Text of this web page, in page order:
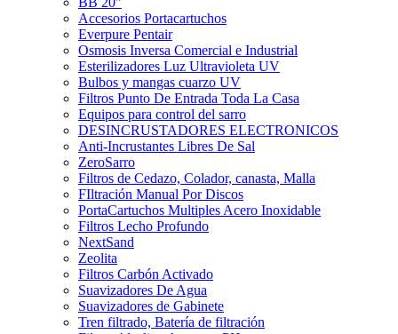
Accesorios Portacartuchos
Everpure Pentair
Osmosis Inversa Comercial e Industrial
Esterilizadores Luz Ultravioleta UV
Bulbos y mangas cuarzo UV
Filtros Punto De Entrada Toda La Casa
Equipos para control del sarro
DESINCRUSTADORES ELECTRONICOS
Anti-Incrustantes Libres De Sal
ZeroSarro
Filtros de Cedazo, Colador, canasta, Malla
FIltración Manual Por Discos
PortaCartuchos Multiples Acero Inoxidable
Filtros Lecho Profundo
NextSand
Zeolita
Filtros Carbón Activado
Suavizadores De Agua
Suavizadores de Gabinete
Tren filtrado, Batería de filtración